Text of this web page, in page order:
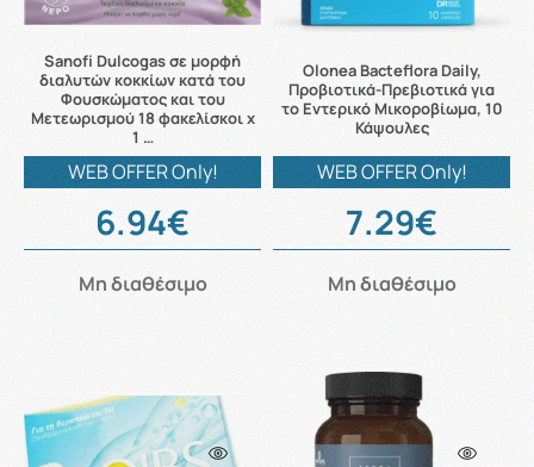
Sanofi Dulcogas σε μορφή
διαλυτών κοκκίων κατά του
Φουσκώματος και του
Μετεωρισμού 18 φακελίσκοι x
1 …
WEB OFFER Only!
6.94€
Μη διαθέσιμο
Olonea Bacteflora Daily,
Προβιοτικά-Πρεβιοτικά για
το Εντερικό Μικοροβίωμα, 10
Κάψουλες
WEB OFFER Only!
7.29€
Μη διαθέσιμο